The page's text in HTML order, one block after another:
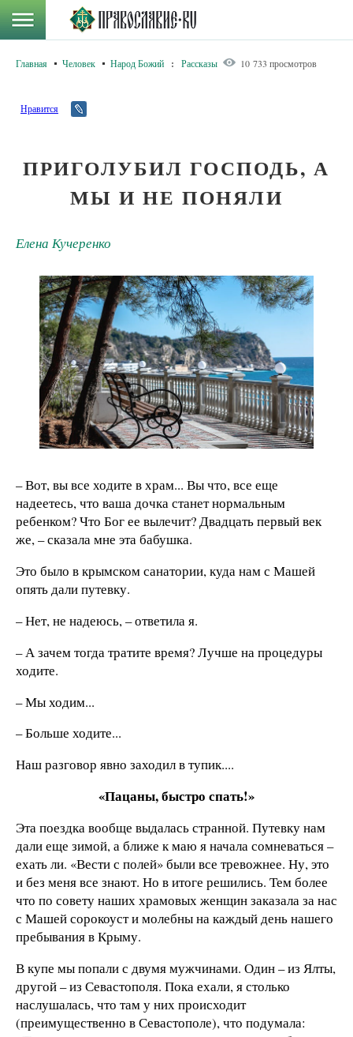
Главная Человек Народ Божий : Рассказы 10 733 просмотров
Нравится
ПРИГОЛУБИЛ ГОСПОДЬ, А
МЫ И НЕ ПОНЯЛИ
Елена Кучеренко
– Вот, вы все ходите в храм... Вы что, все еще
надеетесь, что ваша дочка станет нормальным
ребенком? Что Бог ее вылечит? Двадцать первый век
же, – сказала мне эта бабушка.
Это было в крымском санатории, куда нам с Машей
опять дали путевку.
– Нет, не надеюсь, – ответила я.
– А зачем тогда тратите время? Лучше на процедуры
ходите.
– Мы ходим...
– Больше ходите...
Наш разговор явно заходил в тупик....
«Пацаны, быстро спать!»
Эта поездка вообще выдалась странной. Путевку нам
дали еще зимой, а ближе к маю я начала сомневаться –
ехать ли. «Вести с полей» были все тревожнее. Ну, это
и без меня все знают. Но в итоге решились. Тем более
что по совету наших храмовых женщин заказала за нас
с Машей сорокоуст и молебны на каждый день нашего
пребывания в Крыму.
В купе мы попали с двумя мужчинами. Один – из Ялты,
другой – из Севастополя. Пока ехали, я столько
наслушалась, что там у них происходит
(преимущественно в Севастополе), что подумала: